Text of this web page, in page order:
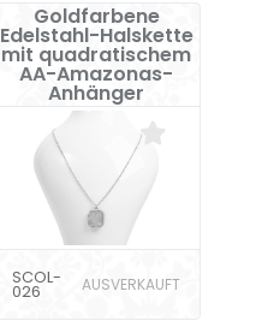
Goldfarbene
Edelstahl-Halskette
mit quadratischem
AA-Amazonas-
Anhänger
SCOL-
026 AUSVERKAUFT